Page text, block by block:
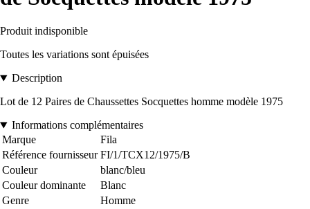
Produit indisponible
Toutes les variations sont épuisées
Description
Lot de 12 Paires de Chaussettes Socquettes homme modèle 1975
Informations complémentaires
Marque
Fila
Référence fournisseur FI/1/TCX12/1975/B
Couleur
blanc/bleu
Couleur dominante
Blanc
Genre
Homme